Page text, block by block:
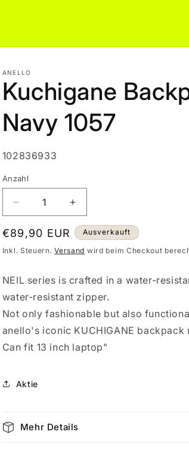
ANELLO
Kuchigane
Navy 1057
SKU:
102836933
Anzahl
Verringere
die
Menge
für
Kuchigane
Neil
(R)
Navy
1057
Erhöhe
die
Menge
für
Kuchigane
Neil
(R)
Navy
1057
Normaler
Preis
€89,90 EUR Ausverkauft
Inkl. Steuern.Versand wird beim Checkout
NEIL series is crafted in a water-
water-resistant zipper.
Not only fashionable but also
anello's iconic KUCHIGANE backpack
Can fit 13 inch laptop"
Aktie
Mehr Details